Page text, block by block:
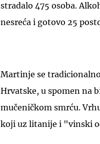
stradalo 475 osoba.
nesreća i gotovo 25
Martinje se
Hrvatske, u spomen na
mučeničkom smrću.
koji uz litanije i "vinski